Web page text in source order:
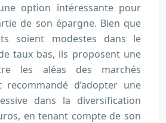
option intéressante pour
de son épargne. Bien que
soient modestes dans le
taux bas, ils proposent une
les aléas des marchés
d’adopter une
dans la diversification
en tenant compte de son